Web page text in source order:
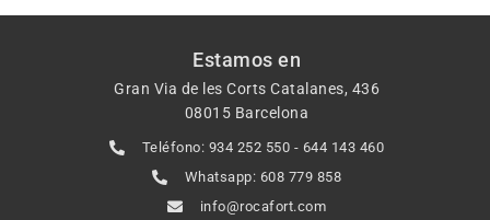
Estamos en
Gran Via de les Corts Catalanes, 436
08015 Barcelona
Teléfono: 934 252 550 - 644 143 460
Whatsapp: 608 779 858
info@rocafort.com